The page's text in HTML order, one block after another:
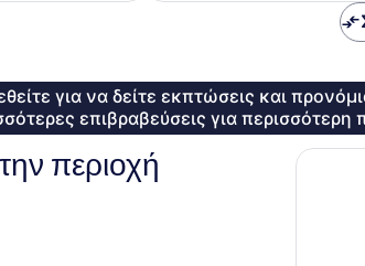
για να δείτε εκπτώσεις και
επιβραβεύσεις για περισσότερη
περιοχή